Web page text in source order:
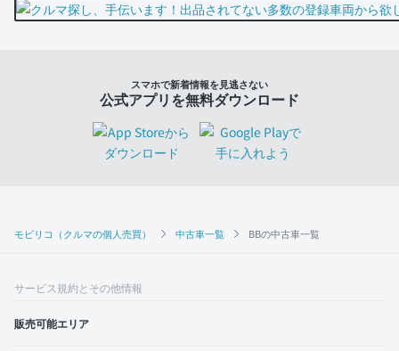
モビリコ（クルマの個人売買） 中古車一覧 BBの中古車一覧
スマホで新着情報を見逃さない
公式アプリを無料ダウンロード
サービス規約とその他情報
販売可能エリア